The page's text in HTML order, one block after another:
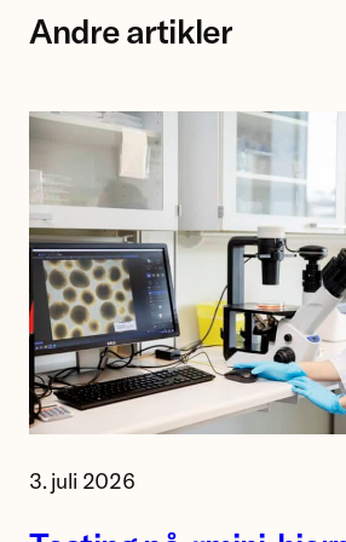
Andre artikler
Jing
3. juli 2026